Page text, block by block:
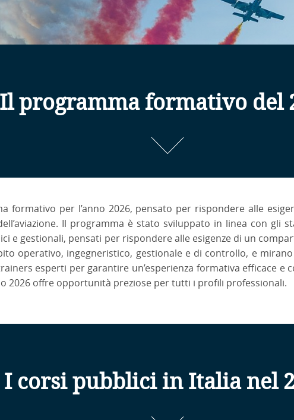
Il programma formativo del
formativo per l’anno 2026, pensato per rispondere alle
Il programma è stato sviluppato in linea con gli
e gestionali, pensati per rispondere alle esigenze di un
operativo, ingegneristico, gestionale e di controllo, e
esperti per garantire un’esperienza formativa efficace e
2026 offre opportunità preziose per tutti i profili professionali.
I corsi pubblici in Italia nel